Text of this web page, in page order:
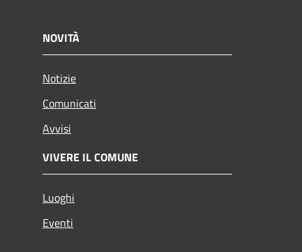
NOVITÀ
Notizie
Comunicati
Avvisi
VIVERE IL COMUNE
Luoghi
Eventi